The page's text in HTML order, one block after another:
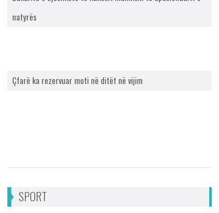
natyrës
Çfarë ka rezervuar moti në ditët në vijim
SPORT